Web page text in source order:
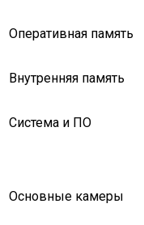
Оперативная память
Внутренняя память
Система и ПО
Основные камеры